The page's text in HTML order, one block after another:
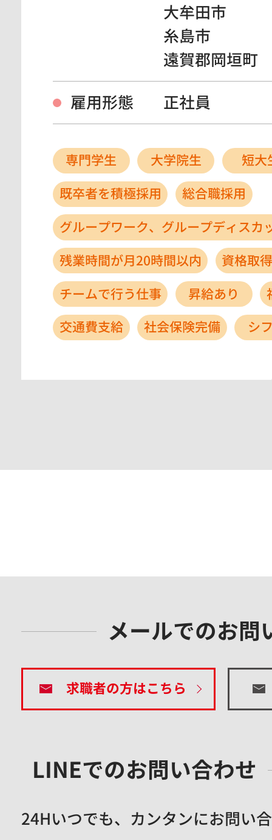
大牟田市
糸島市
遠賀郡岡垣町
雇用形態
正社員
専門学生 大学院生
短大
既卒者を積極採用
総合職採用
グループワーク、グループディスカ
残業時間が月20時間以内
資格取
チームで行う仕事
昇給あり
交通費支給
社会保険完備 シ
メールでのお問
求職者の方はこちら
LINEでのお問い合わせ
24Hいつでも、 カンタンにお問い